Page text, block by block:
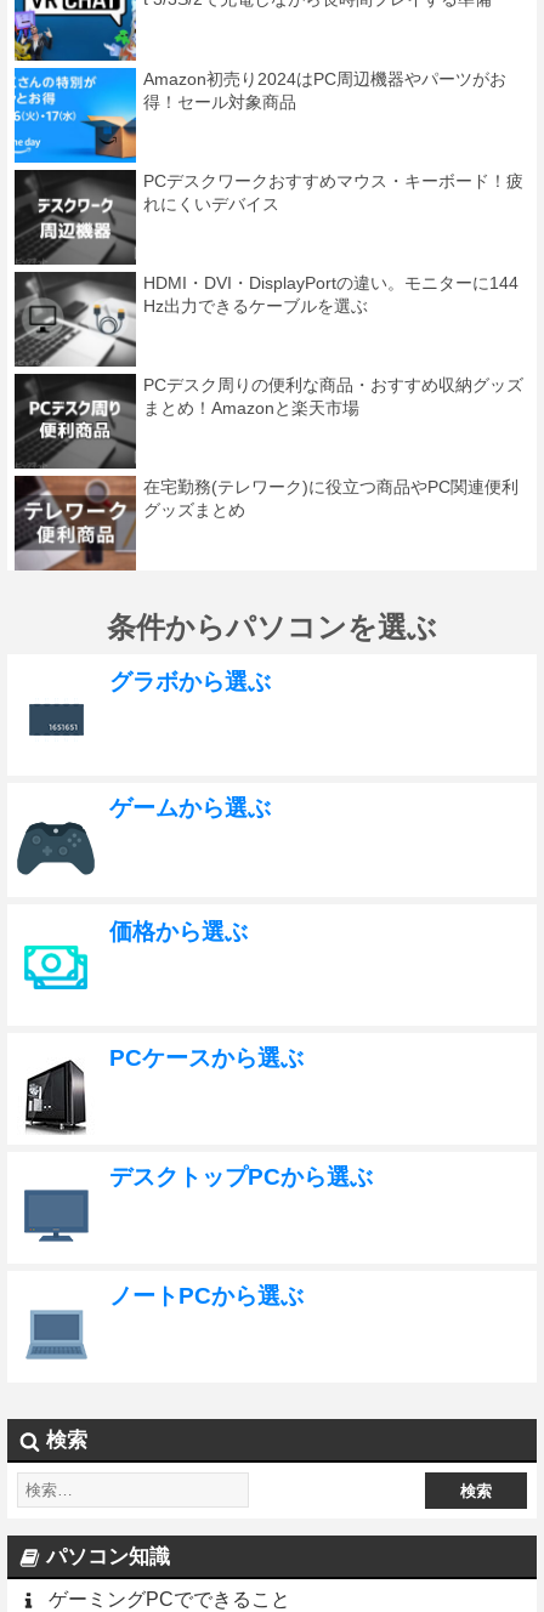
Amazon初売り2024はPC周辺機器やパーツがお
得！セール対象商品
PCデスクワークおすすめマウス・キーボード！疲
れにくいデバイス
HDMI・DVI・DisplayPortの違い。モニターに144
Hz出力できるケーブルを選ぶ
PCデスク周りの便利な商品・おすすめ収納グッズ
まとめ！Amazonと楽天市場
在宅勤務(テレワーク)に役立つ商品やPC関連便利
グッズまとめ
条件からパソコンを選ぶ
グラボから選ぶ
ゲームから選ぶ
価格から選ぶ
PCケースから選ぶ
デスクトップPCから選ぶ
ノートPCから選ぶ
検索
パソコン知識
ゲーミングPCでできること